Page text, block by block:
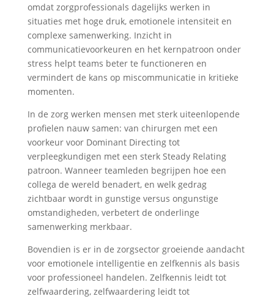
omdat zorgprofessionals dagelijks werken in
situaties met hoge druk, emotionele intensiteit en
complexe samenwerking. Inzicht in
communicatievoorkeuren en het kernpatroon onder
stress helpt teams beter te functioneren en
vermindert de kans op miscommunicatie in kritieke
momenten.
In de zorg werken mensen met sterk uiteenlopende
profielen nauw samen: van chirurgen met een
voorkeur voor Dominant Directing tot
verpleegkundigen met een sterk Steady Relating
patroon. Wanneer teamleden begrijpen hoe een
collega de wereld benadert, en welk gedrag
zichtbaar wordt in gunstige versus ongunstige
omstandigheden, verbetert de onderlinge
samenwerking merkbaar.
Bovendien is er in de zorgsector groeiende aandacht
voor emotionele intelligentie en zelfkennis als basis
voor professioneel handelen. Zelfkennis leidt tot
zelfwaardering, zelfwaardering leidt tot